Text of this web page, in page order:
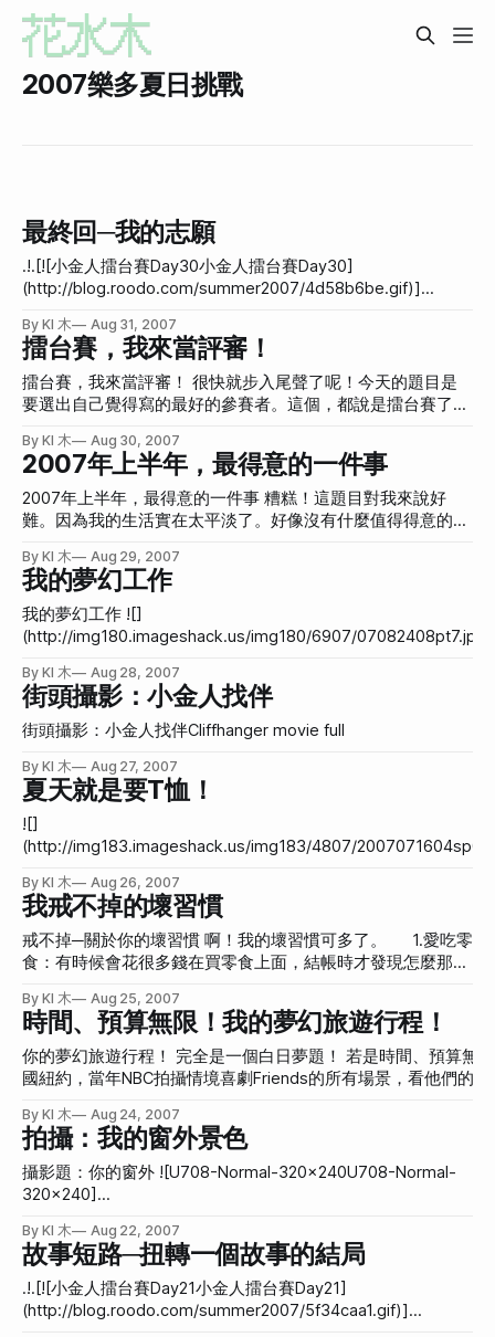
2007樂多夏日挑戰
最終回─我的志願
.!.[![小金人擂台賽Day30小金人擂台賽Day30]
(http://blog.roodo.com/summer2007/4d58b6be.gif)]
hd](http://time-travel.com/?toy_love) 最終回─我的志願 ]
(http://summer.blog.roodo.com/golden2007) 我的志願，說
起來實在是有點不好意思。小學的時候也許有什麼「長大後想
當什麼」之類的作文題目，不過到小六為止，我都還沒有真正
「姊妹」，讓我大震撼之後，我就開始想當歌手了。 其實我
原本就很喜歡唱歌，可是直到阿妹出現之後，我更愛上唱歌，
有一次全班同學會，我被同學拱上去唱歌，我唱了阿妹的「姊
妹」
By KI 木 Aug 31, 2007
擂台賽，我來當評審！
擂台賽，我來當評審！ 很快就步入尾聲了呢！今天的題目是
要選出自己覺得寫的最好的參賽者。這個，都說是擂台賽了，
不覺得自己寫的好，因為我基本上都是亂扯的，有時還會慌到
想不到內容寫，總之很亂扯。而我也沒看很多參賽文章，但是
艾瑪的我倒是有時會去看，她寫的非常的用心，每一個題目都
可以寫一大篇出來，真的有厲害到。可以想像她花多少時間和
像她一樣用心的，包括我自己。 不知最後若真是艾瑪得獎，
那這篇文章猜她得獎的我有沒有什麼獎品？(好啦！我承認我
想太多了！)
By KI 木 Aug 30, 2007
2007年上半年，最得意的一件事
2007年上半年，最得意的一件事 糟糕！這題目對我來說好
難。因為我的生活實在太平淡了。好像沒有什麼值得得意的
畢業製作的影片的配樂，然後播放時，現場的影評人說「全片
最棒的就是音樂和影像的結合」，還說「這是請外面的人做的
嗎？」，朋友回答不是，是學生做的，他們還有點不相信。
嗯！也因為我對這件事有點得意，所以才會一直把那個影片置
目前為止我還沒做出另一個好配樂，真的很慚愧。 總之，我
這人真的是散散的。很感謝有一些人覺得我有天份。我也會盡
量努力一點，不要讓這本來就很渺小的天分慢慢流失。加油
啦！
By KI 木 Aug 29, 2007
我的夢幻工作
我的夢幻工作 ![]
(http://img180.imageshack.us/img180/6907/
後](http://hanamitsuki.com/xd-collection/golden2007-23.htm)
次又可以不用考慮自己的能力和際遇，幻想一個夢幻工作。哦耶！
我來說最大的興趣就是音樂，第二就是設計，然後就是電影。所
喉嚨的狀況可以一直保持在不錯的狀態。最好能寫歌發專輯，不
肥也能拍出美美的照片，專輯不用宣傳也大賣，然後大家都喜歡
創作。想要熱血一點就去巡迴表演。平時還是有休閒時間可以讓
想做的事，研究網路的生態，然後寫寫文章就能賺錢，而且只寫
法有興趣的文章。然後偶爾也拍拍小電影，找到很好的導演合作
後舒舒服服的拍片。 當然也要有休閒時間。我希望能到處去玩，拍下
我在不同地方的照片，留下年輕和玩過的記號，拿把吉他到處去
寫寫。然後寫音樂遊記，邊玩邊寫歌，一方面也上網把音樂遊記
By KI 木 Aug 28, 2007
街頭攝影：小金人找伴
街頭攝影：小金人找伴Cliffhanger movie full
By KI 木 Aug 27, 2007
夏天就是要T恤！
![]
(http://img183.imageshack.us/img183/4807/
的花車裡面，最近我又很喜歡這種材質的衣服，很薄、很貼，可
身材又不失休閒。不過要結帳時才發現這件要299元。算了，都
了，還在小家子氣嗎？(殊不知小妹窮得很)下面是穿起來的樣子。
(http://img204.imageshack.us/img204/3918/
好像也是有圖有真相的一題，請大家盡力而為，勇敢秀出型男靚
型吧！ 說明：夏天是T恤的季節！不論年齡性別，穿個T恤配牛仔褲就出
門，整個人似乎就年輕了起來~今年夏天，衣櫃裡哪件T恤最受到
睞？圖案有特別的意義嗎？為什麼喜歡穿它？是特別的人送的，
加有趣的活動得到的？告訴大家它的故事吧！
By KI 木 Aug 26, 2007
我戒不掉的壞習慣
戒不掉─關於你的壞習慣 啊！我的壞習慣可多了。 1.愛吃零
食：有時候會花很多錢在買零食上面，結帳時才發現怎麼那麼
就是若有事要出門，必須打扮的，我就會開衣櫃，是衣服，試
穿不好看換下來也不會收起來，所以整床或整地容易都是衣
服。另外有化妝的化，出門前也會滿桌都是化妝品。 3.咬嘴
皮：這個大家可能會覺得很怪。但我很喜歡咬嘴皮，我覺得嘴
肉或嘴唇的皮。這樣雖然不會礙到別人，可是做的時候會很
醜。(嘴巴會歪來歪去) 4.很怕無聊：不知道為什麼，我非常耐
不住無聊。比方說大便時一定要看書或拿手機進去玩，討厭做
那種會無聊的事(比方說長時間的拍片又沒我的事)。 5.我行我
素：也就是堅持的負面用法，我常常我行我素所以有時會很任
性，不過好在我自己也知道，所以會控制，或是若有牽涉到別
人，就會說先承認我很任性請對方包容。之前「忍術」這篇文
章就有說到我的我行我素。
By KI 木 Aug 25, 2007
時間、預算無限！我的夢幻旅遊行程！
你的夢幻旅遊行程！ 完全是一個白日夢題！ 若是時間、預算無限，我想體力、天氣、當地設施等等應該也都不會有問題。 既然這樣的話，我希望能到美
國紐約，當年NBC拍攝情境喜劇Friends的所有場景，看他們的演出。下面是我的行程
**第一天：** 早上：從台北出發飛往紐約，睡在飛機上。當
By KI 木 Aug 24, 2007
拍攝：我的窗外景色
攝影題：你的窗外 ![U708-Normal-320x240U708-Normal-
320x240]
有窗就是福。我房間的窗戶外面，是藍天白雲，還是
灰濛濛的一片？你想讓大家看夕陽、夜景，或是初昇的旭
日？ 可惜我不是住在那種有很好的view的地方，甚至窗外
的view這一點並不被我列在租屋的條件裡面，沒辦法，我是窮
By KI 木 Aug 22, 2007
故事短路─扭轉一個故事的結局
.!.[![小金人擂台賽Day21小金人擂台賽Day21]
(http://blog.roodo.com/summer2007/5f34caa1.gif)]